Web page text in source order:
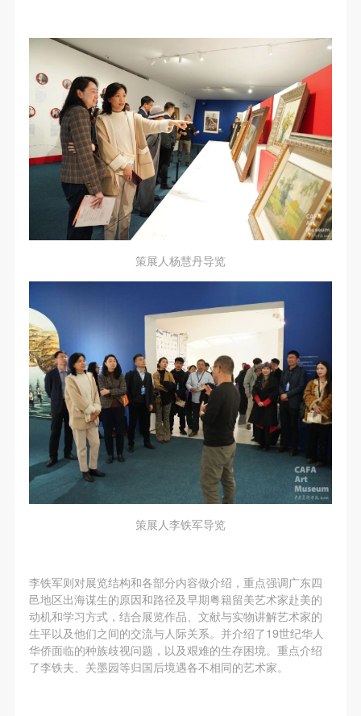
策展人杨慧丹导览
策展人李铁军导览
李铁军则对展览结构和各部分内容做介绍，重点强调广东四
邑地区出海谋生的原因和路径及早期粤籍留美艺术家赴美的
动机和学习方式，结合展览作品、文献与实物讲解艺术家的
生平以及他们之间的交流与人际关系。并介绍了19世纪华人
华侨面临的种族歧视问题，以及艰难的生存困境。重点介绍
了李铁夫、关墨园等归国后境遇各不相同的艺术家。